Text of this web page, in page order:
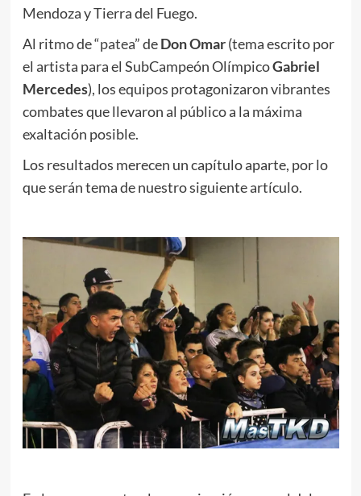
Mendoza y Tierra del Fuego.
Al ritmo de “patea” deDon Omar(tema escrito por
el artista para el SubCampeón OlímpicoGabriel
Mercedes), los equipos protagonizaron vibrantes
combates que llevaron al público a la máxima
exaltación posible.
Los resultados merecen un capítulo aparte, por lo
que serán tema de nuestro siguiente artículo.